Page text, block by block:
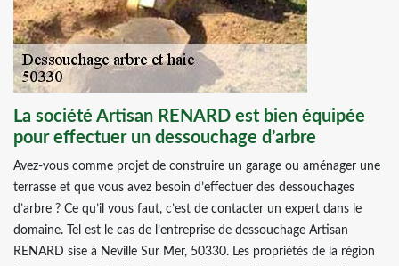
La société Artisan RENARD est bien équipée
pour effectuer un dessouchage d’arbre
Avez-vous comme projet de construire un garage ou aménager une
terrasse et que vous avez besoin d’effectuer des dessouchages
d’arbre ? Ce qu’il vous faut, c’est de contacter un expert dans le
domaine. Tel est le cas de l’entreprise de dessouchage Artisan
RENARD sise à Neville Sur Mer, 50330. Les propriétés de la région